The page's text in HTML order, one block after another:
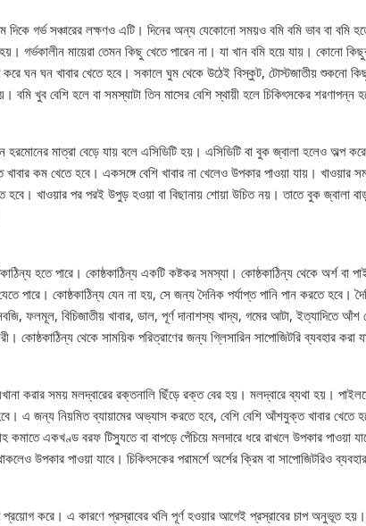
দিকে গর্ভ সঞ্চারের লক্ষণও এটি। দিনের অন্য যেকোনো সময়ও বমি বমি ভাব বা বমি
গর্ভকালীন মায়েরা তেমন কিছু খেতে পারেন না। যা খান বমি হয়ে যায়। কোনো
ঘন ঘন খাবার খেতে হবে। সকালে ঘুম থেকে উঠেই বিস্কুট, টোস্টজাতীয় শুকনো
খুব বেশি হলে বা সমস্যাটা তিন মাসের বেশি স্থায়ী হলে চিকিৎসকের শরণাপন্ন
মাত্রা বেড়ে যায় বলে এসিডিটি হয়। এসিডিটি বা বুক জ্বালা হলেও অল্প
কম খেতে হবে। একসঙ্গে বেশি খাবার না খেলেও উপকার পাওয়া যায়। খাওয়ার
হবে। খাওয়ার পর পরই উপুড় হওয়া বা বিছানায় শোয়া উচিত নয়। তাতে বুক জ্বালা
হতে পারে। কোষ্ঠকাঠিন্য একটি কষ্টকর সমস্যা। কোষ্ঠকাঠিন্য থেকে অর্শ বা
পারে। কোষ্ঠকাঠিন্য যেন না হয়, সে জন্য দৈনিক পর্যাপ্ত পানি পান করতে
ফলমূল, বিচিজাতীয় খাবার, ডাল, পূর্ণ দানাশস্য খাদ্য, গমের আটা, ইত্যাদিতে
কোষ্ঠকাঠিন্য থেকে সাময়িক পরিত্রাণের জন্য গ্লিসারিন সাপোজিটরি ব্যবহার করা
করার সময় মলদ্বারের রক্তনালি ছিঁড়ে রক্ত বের হয়। মলদ্বারে ব্যথা হয়।
এ জন্য নিয়মিত ব্যায়ামের অভ্যাস করতে হবে, বেশি বেশি আঁশযুক্ত খাবার খেতে
একখণ্ড বরফ টিস্যুতে বা বাপড়ে পেঁচিয়ে মলদারে ধরে রাখলে উপকার পাওয়া
উপকার পাওয়া যাবে। চিকিৎসকের পরামর্শে অর্শের ক্রিম বা সাপোজিটরিও
প্রয়োগ করে। এ কারণে প্রস্রাবের থলি পূর্ণ হওয়ার আগেই প্রস্রাবের চাপ অনুভূত